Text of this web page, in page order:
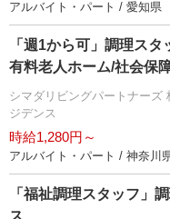
アルバイト・パート / 愛知県
「週1から可」調理ス
有料老人ホーム/社会保
シマダリビングパートナーズ
ジデンス
時給1,280円～
アルバイト・パート / 神奈川
「福祉調理スタッフ」